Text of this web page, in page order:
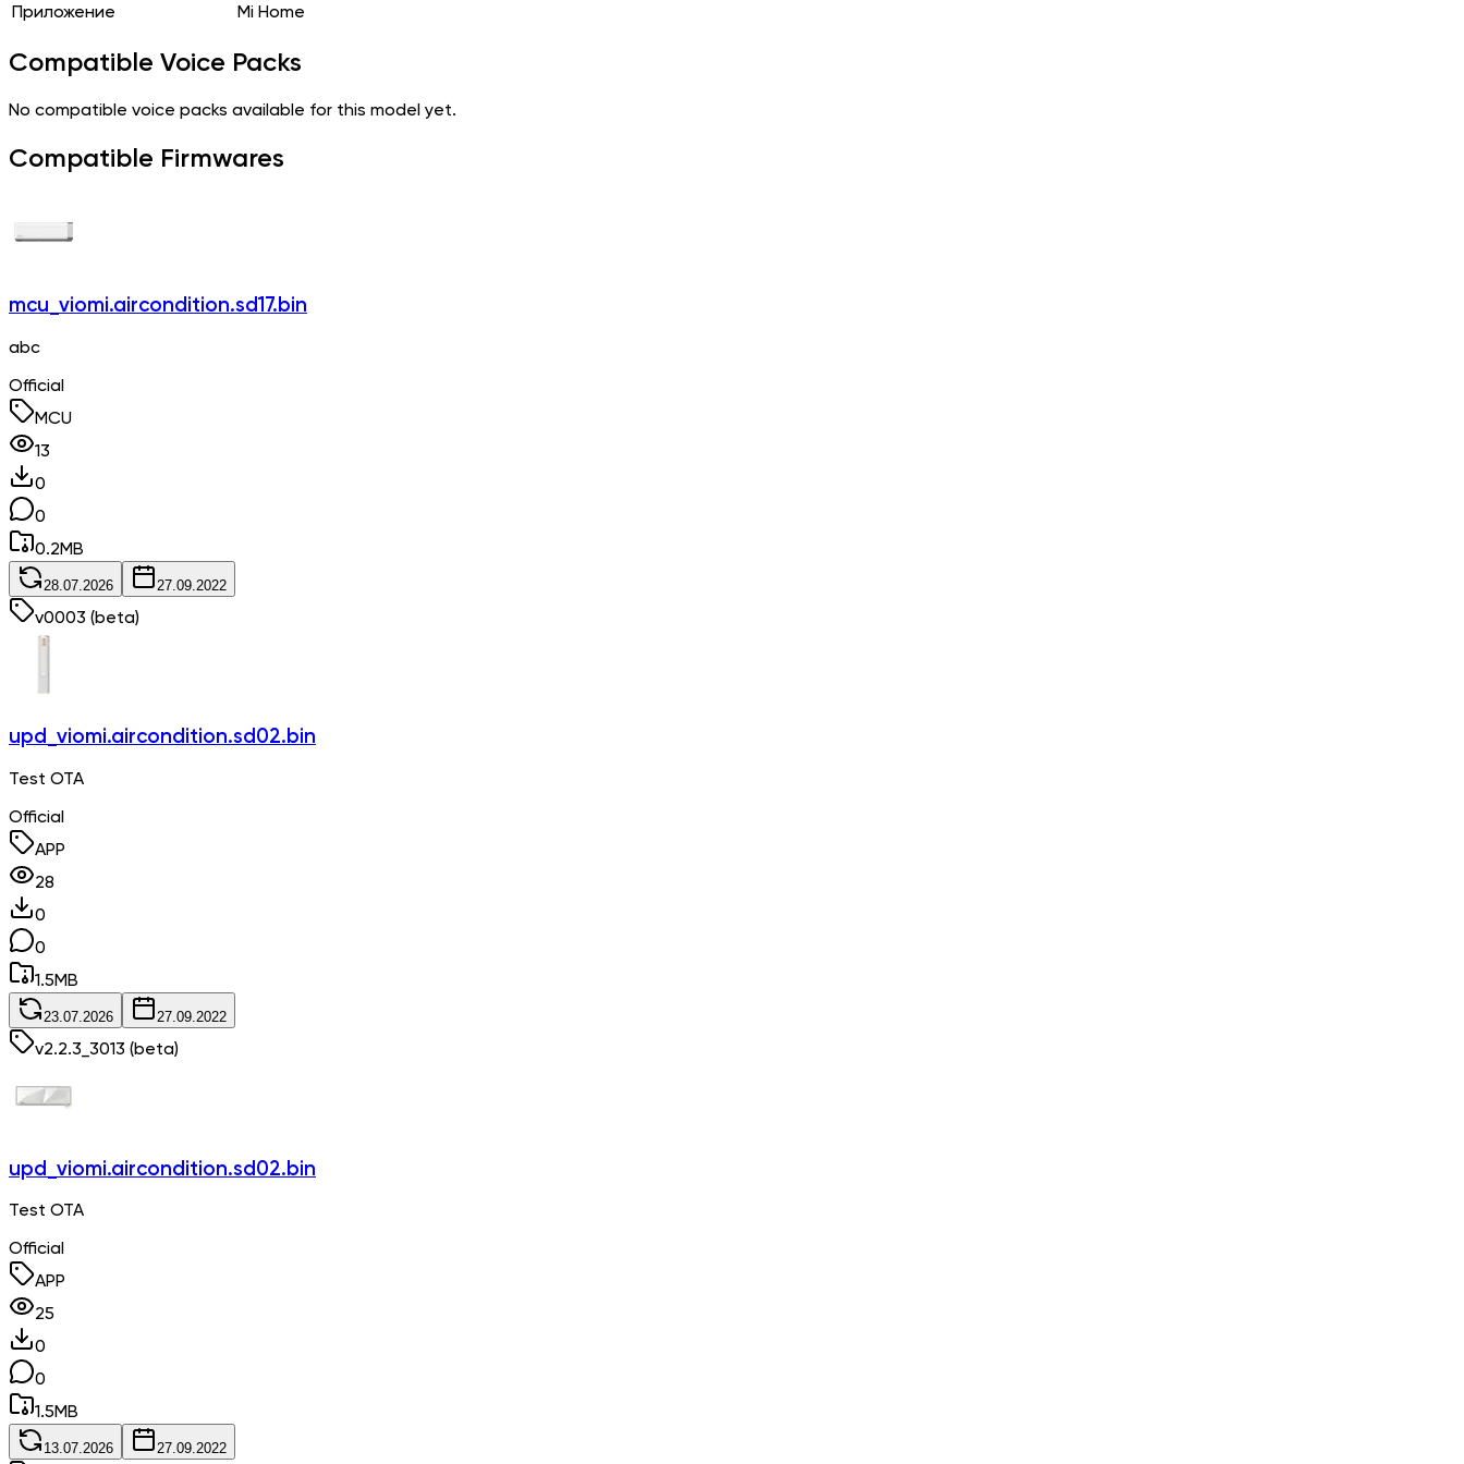
Приложение Mi Home
Compatible Voice Packs
No compatible voice packs available for this model yet.
Compatible Firmwares
mcu_viomi.aircondition.sd17.bin
abc
Official
MCU
13
0
0
0.2MB
28.07.2026 27.09.2022
v0003 (beta)
upd_viomi.aircondition.sd02.bin
Test OTA
Official
APP
28
0
0
1.5MB
23.07.2026 27.09.2022
v2.2.3_3013 (beta)
upd_viomi.aircondition.sd02.bin
Test OTA
Official
APP
25
0
0
1.5MB
13.07.2026 27.09.2022